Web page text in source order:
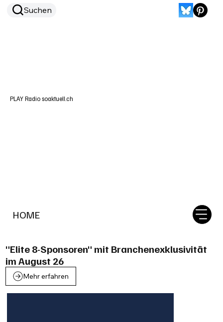
HOME
Suchen
PLAY Radio soaktuell.ch
"Elite 8-Sponsoren" mit Branchenexklusivität
im August 26
Mehr erfahren